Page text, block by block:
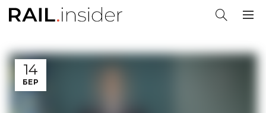
14
БЕР